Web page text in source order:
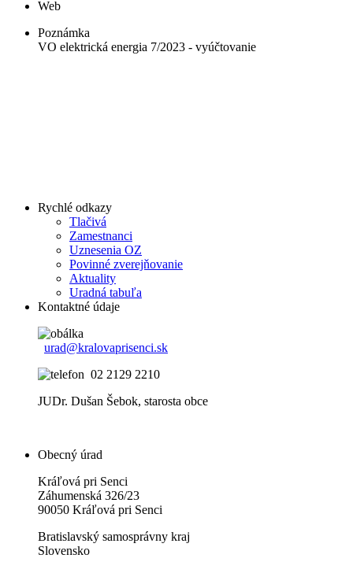
Web
Poznámka
VO elektrická energia 7/2023 - vyúčtovanie
Rychlé odkazy
Tlačivá
Zamestnanci
Uznesenia OZ
Povinné zverejňovanie
Aktuality
Uradná tabuľa
Kontaktné údaje
urad@kralovaprisenci.sk
02 2129 2210
JUDr. Dušan Šebok, starosta obce
Obecný úrad
Kráľová pri Senci
Záhumenská 326/23
90050 Kráľová pri Senci
Bratislavský samosprávny kraj
Slovensko